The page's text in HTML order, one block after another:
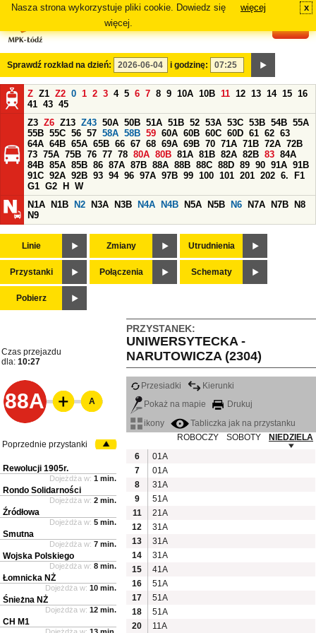
Nasza strona wykorzystuje pliki cookie. Dowiedz się
więcej.
więcej x
Sprawdź rozkład na dzień: i godzinę:
Z Z1 Z2 0 1 2 3 4 5 6 7 8 9 10A 10B 11 12 13 14 15 16
41 43 45
Z3 Z6 Z13 Z43 50A 50B 51A 51B 52 53A 53C 53B 54B 55A
55B 55C 56 57 58A 58B 59 60A 60B 60C 60D 61 62 63
64A 64B 65A 65B 66 67 68 69A 69B 70 71A 71B 72A 72B
73 75A 75B 76 77 78 80A 80B 81A 81B 82A 82B 83 84A
84B 85A 85B 86 87A 87B 88A 88B 88C 88D 89 90 91A 91B
91C 92A 92B 93 94 96 97A 97B 99 100 101 201 202 6.
F1
G1 G2 H
W
N1A
N1B N2 N3A N3B N4A N4B N5A N5B N6 N7A N7B
N8
N9
Linie Zmiany Utrudnienia
Przystanki Połączenia Schematy
Pobierz
PRZYSTANEK:
UNIWERSYTECKA -
NARUTOWICZA (2304)
Czas przejazdu
dla: 10:27
88A
Przesiadki
Kierunki
Pokaż na mapie
Drukuj
ikony
Tabliczka jak na przystanku
ROBOCZY
SOBOTY
NIEDZIELA
6
01A
7
01A
8
31A
9
51A
11
21A
12
31A
13
31A
14
31A
15
41A
16
51A
17
51A
18
51A
20
11A
A
Poprzednie przystanki
Rewolucji 1905r.
Dojeżdża w: 1 min.
Rondo Solidarności
Dojeżdża w: 2 min.
Źródłowa
Dojeżdża w: 5 min.
Smutna
Dojeżdża w: 7 min.
Wojska Polskiego
Dojeżdża w: 8 min.
Łomnicka NŻ
Dojeżdża w: 10 min.
Śnieżna NŻ
Dojeżdża w: 12 min.
CH M1